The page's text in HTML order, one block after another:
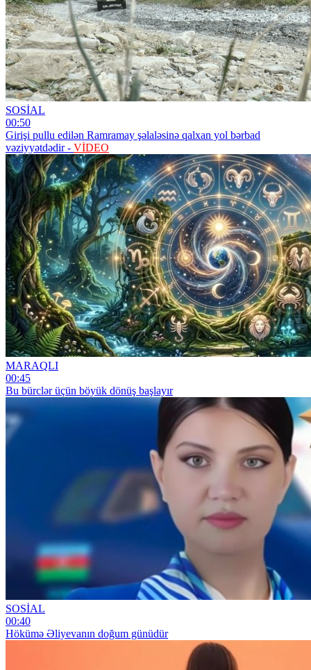
SOSİAL
00:50
Girişi pullu edilən Ramramay şəlaləsinə qalxan yol bərbad
vəziyyətdədir - VİDEO
MARAQLI
00:45
Bu bürclər üçün böyük dönüş başlayır
SOSİAL
00:40
Hökümə Əliyevanın doğum günüdür